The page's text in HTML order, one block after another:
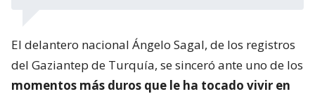
El delantero nacional Ángelo Sagal, de los registros
del Gaziantep de Turquía, se sinceró ante uno de los
momentos más duros que le ha tocado vivir en